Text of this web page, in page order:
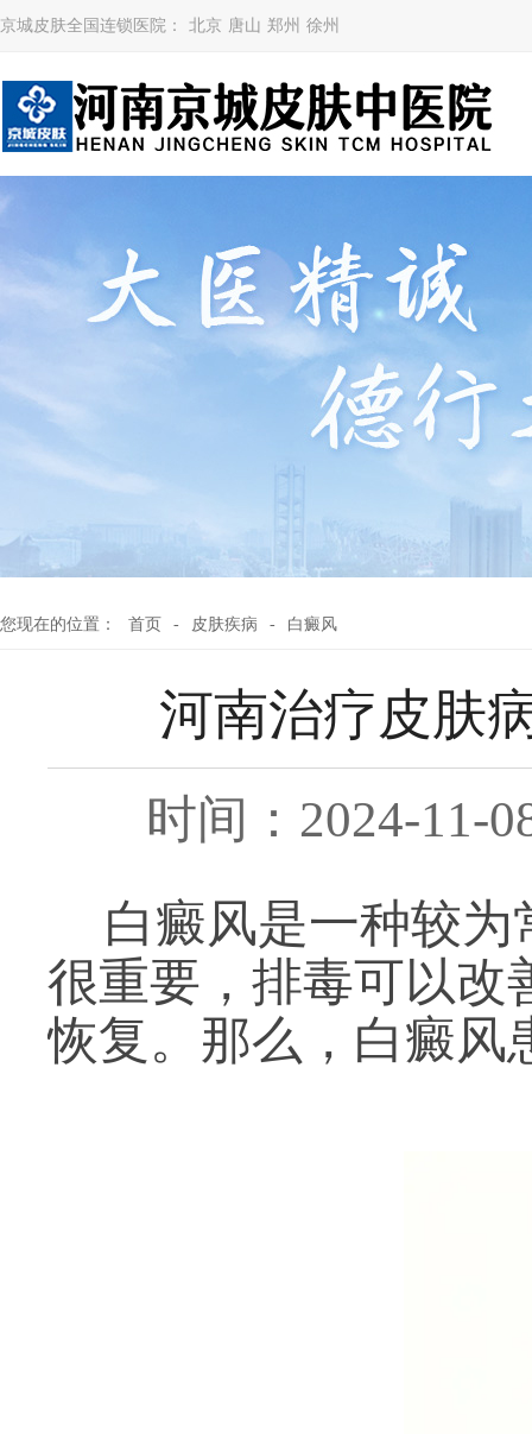
京城皮肤全国连锁医院： 北京 唐山 郑州 徐州
您现在的位置： 首页 - 皮肤疾病 - 白癜风
河南治疗皮肤
时间：2024-11-
白癜风是一种较
很重要，排毒可以改
恢复。那么，白癜风